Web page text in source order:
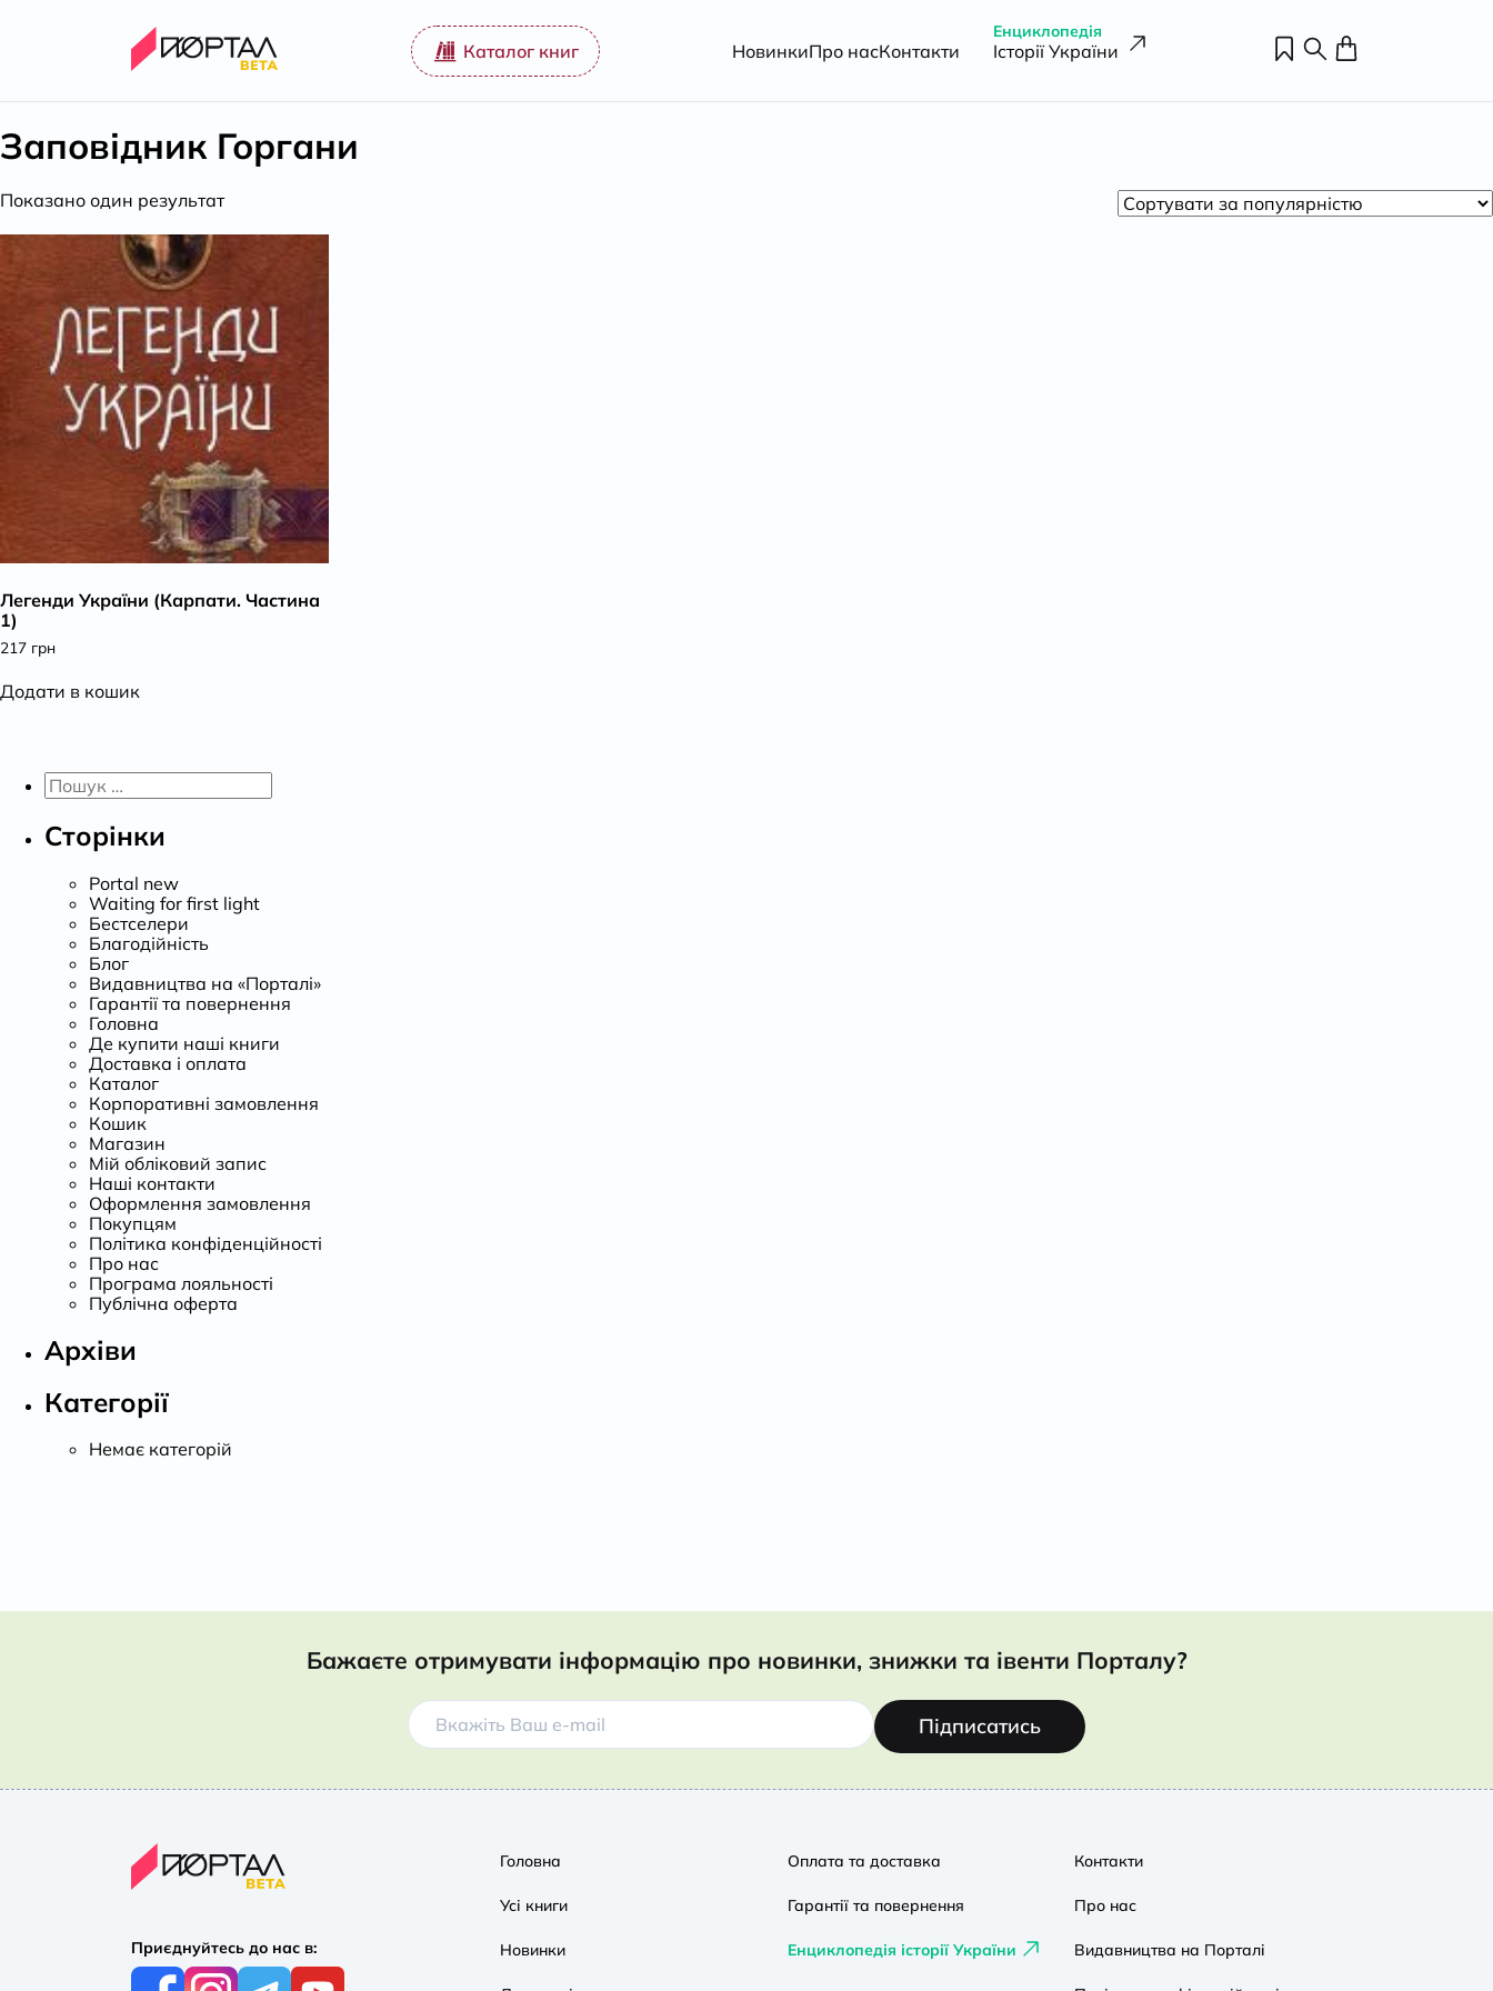
Каталог книг НовинкиПро насКонтакти
Енциклопедія
Історії України
Заповідник Горгани
Показано один результат
Легенди України (Карпати. Частина
1)
217 грн
Додати в кошик
Пошук:
Сторінки
Portal new
Waiting for first light
Бестселери
Благодійність
Блог
Видавництва на «Порталі»
Гарантії та повернення
Головна
Де купити наші книги
Доставка і оплата
Каталог
Корпоративні замовлення
Кошик
Магазин
Мій обліковий запис
Наші контакти
Оформлення замовлення
Покупцям
Політика конфіденційності
Про нас
Програма лояльності
Публічна оферта
Архіви
Категорії
Немає категорій
Бажаєте отримувати інформацію про новинки, знижки та івенти Порталу?
Підписатись
Приєднуйтесь до нас в:
Головна
Усі книги
Новинки
Оплата та доставка
Гарантії та повернення
Енциклопедія історії України
Контакти
Про нас
Видавництва на Порталі